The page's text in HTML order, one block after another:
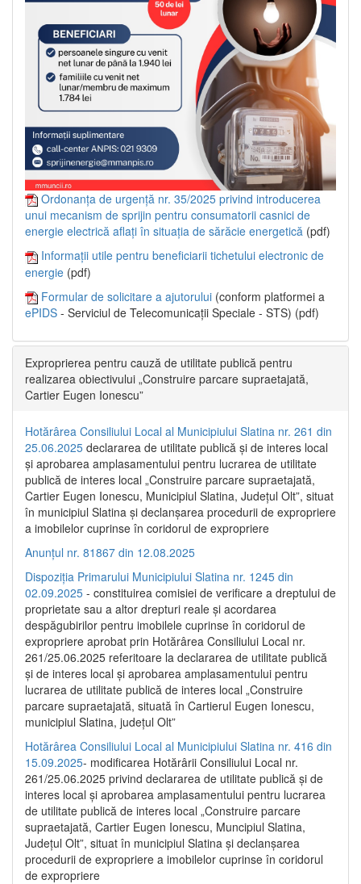
Ordonanța de urgență nr. 35/2025 privind introducerea
unui mecanism de sprijin pentru consumatorii casnici de
energie electrică aflați în situația de sărăcie energetică (pdf)
Informații utile pentru beneficiarii tichetului electronic de
energie (pdf)
Formular de solicitare a ajutorului (conform platformei a
ePIDS - Serviciul de Telecomunicații Speciale - STS) (pdf)
Exproprierea pentru cauză de utilitate publică pentru
realizarea obiectivului „Construire parcare supraetajată,
Cartier Eugen Ionescu”
Hotărârea Consiliului Local al Municipiului Slatina nr. 261 din
25.06.2025 declararea de utilitate publică și de interes local
și aprobarea amplasamentului pentru lucrarea de utilitate
publică de interes local „Construire parcare supraetajată,
Cartier Eugen Ionescu, Municipiul Slatina, Județul Olt”, situat
în municipiul Slatina și declanșarea procedurii de expropriere
a imobilelor cuprinse în coridorul de expropriere
Anunțul nr. 81867 din 12.08.2025
Dispoziția Primarului Municipiului Slatina nr. 1245 din
02.09.2025 - constituirea comisiei de verificare a dreptului de
proprietate sau a altor drepturi reale și acordarea
despăgubirilor pentru imobilele cuprinse în coridorul de
expropriere aprobat prin Hotărârea Consiliului Local nr.
261/25.06.2025 referitoare la declararea de utilitate publică
și de interes local și aprobarea amplasamentului pentru
lucrarea de utilitate publică de interes local „Construire
parcare supraetajată, situată în Cartierul Eugen Ionescu,
municipiul Slatina, județul Olt”
Hotărârea Consiliului Local al Municipiului Slatina nr. 416 din
15.09.2025- modificarea Hotărârii Consiliului Local nr.
261/25.06.2025 privind declararea de utilitate publică și de
interes local și aprobarea amplasamentului pentru lucrarea
de utilitate publică de interes local „Construire parcare
supraetajată, Cartier Eugen Ionescu, Muncipiul Slatina,
Județul Olt”, situat în municipiul Slatina și declanșarea
procedurii de expropriere a imobilelor cuprinse în coridorul
de expropriere